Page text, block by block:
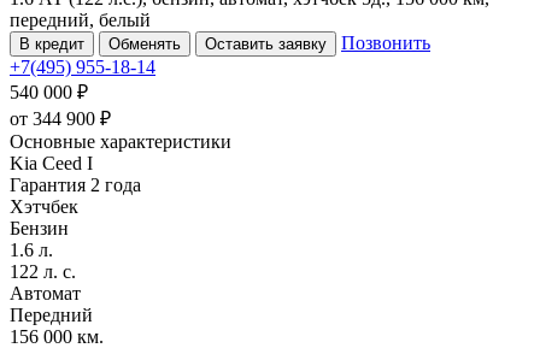
передний, белый
В кредит Обменять Оставить заявку
Позвонить
+7(495) 955-18-14
540 000 ₽
от 344 900 ₽
Основные характеристики
Kia Ceed I
Гарантия 2 года
Хэтчбек
Бензин
1.6 л.
122 л. с.
Автомат
Передний
156 000 км.